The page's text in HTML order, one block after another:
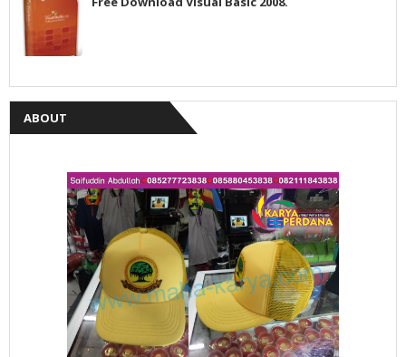
ABOUT